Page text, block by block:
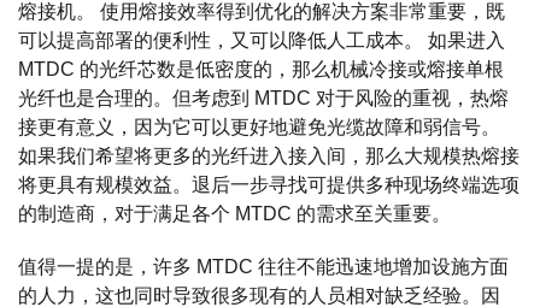
熔接机。 使用熔接效率得到优化的解决方案非常重要，既
可以提高部署的便利性，又可以降低人工成本。 如果进入
MTDC 的光纤芯数是低密度的，那么机械冷接或熔接单根
光纤也是合理的。但考虑到 MTDC 对于风险的重视，热熔
接更有意义，因为它可以更好地避免光缆故障和弱信号。
如果我们希望将更多的光纤进入接入间，那么大规模热熔接
将更具有规模效益。退后一步寻找可提供多种现场终端选项
的制造商，对于满足各个 MTDC 的需求至关重要。
值得一提的是，许多 MTDC 往往不能迅速地增加设施方面
的人力，这也同时导致很多现有的人员相对缺乏经验。因